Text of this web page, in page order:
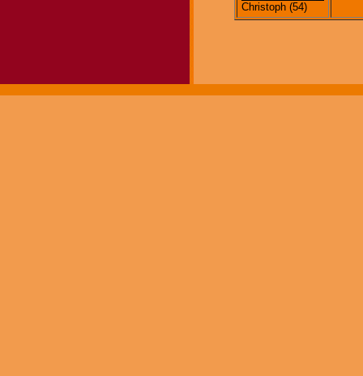
Christoph (54)